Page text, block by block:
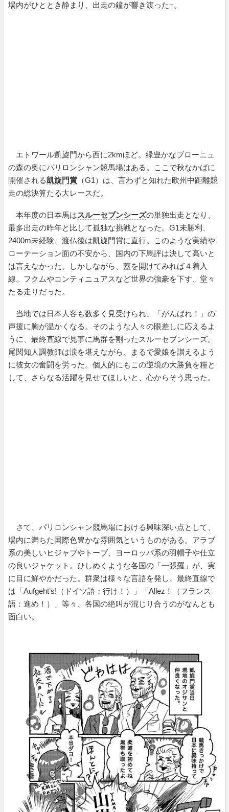
場内がひととき静まり、出走の鐘が響き渡った−。
エトワール凱旋門から西に2kmほど。緑豊かなブローニュ
の森の奥にパリロンシャン競馬場はある。ここで秋なかばに
開催される凱旋門賞 （G1）は、言わずと知れた欧州中距離競
走の総決算たる大レースだ。
本年度の日本馬はスルーセブンシーズの単独出走となり、
最多出走の昨年と比して孤独な挑戦となった。G1未勝利、
2400m未経験、渡仏後は凱旋門賞に直行。このような実績や
ローテーション面の不安から、国内の下馬評は決して高いと
は言えなかった。しかしながら、蓋を開けてみれば４着入
線。フクムやコンティニュアスなど世界の強豪を下す、堂々
たる走りだった。
当地では日本人客も数多く見受けられ、「がんばれ！」の
声援に胸が温かくなる。そのような人々の眼差しに応えるよ
うに、最終直線で見事に馬群を割ったスルーセブンシーズ。
尾関知人調教師は涙を堪えながら、まるで愛娘を讃えるよう
に彼女の奮闘を労った。個人的にもこの逆境の大勝負を糧と
して、さらなる活躍を見せてほしいと、心からそう思った。
さて、パリロンシャン競馬場における興味深い点として、
場内に満ちた国際色豊かな雰囲気というものがある。アラブ
系の美しいヒジャブやトーブ、ヨーロッパ系の羽帽子や仕立
の良いジャケット。ひしめくような各国の「一張羅」が、実
に目に鮮やかだった。群衆は様々な言語を発し、最終直線で
は「Aufgeht’s!（ドイツ語；行け！）」「Allez！（フランス
語：進め！）」等々、各国の絶叫が混じり合うのがなんとも
面白い。